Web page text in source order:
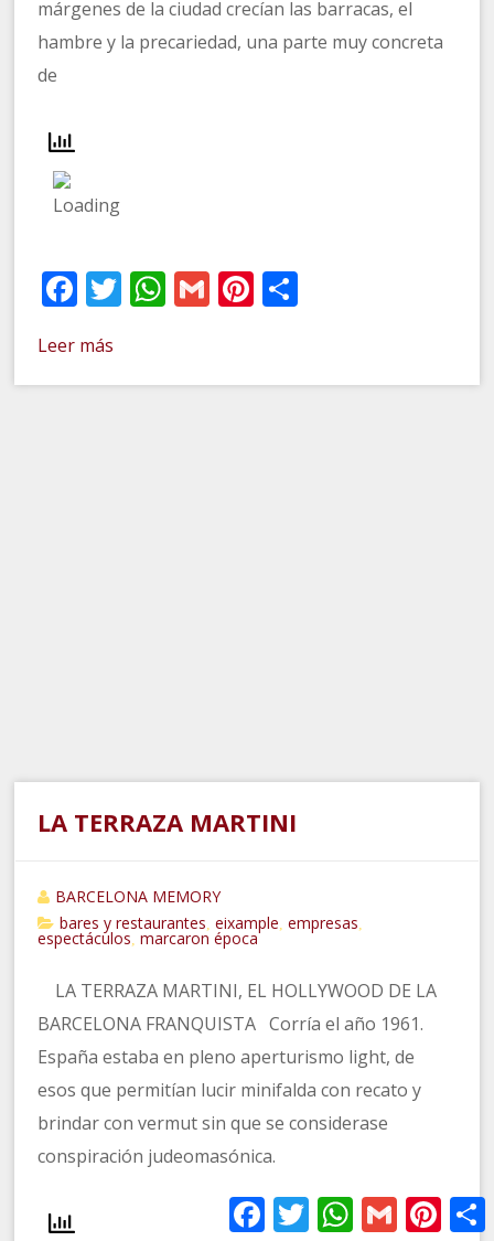
márgenes de la ciudad crecían las barracas, el
hambre y la precariedad, una parte muy concreta
de
Facebook
Twitter
WhatsApp
GmailPinterest
Leer más
LA TERRAZA MARTINI
BARCELONA MEMORY
bares y restaurantes
,eixample ,empresas
espectáculos ,marcaron época
LA TERRAZA MARTINI, EL HOLLYWOOD DE LA
BARCELONA FRANQUISTA Corría el año 1961.
España estaba en pleno aperturismo light, de
esos que permitían lucir minifalda con recato y
brindar con vermut sin que se considerase
conspiración judeomasónica.
FacebookTwitterWhatsApp
Gmail